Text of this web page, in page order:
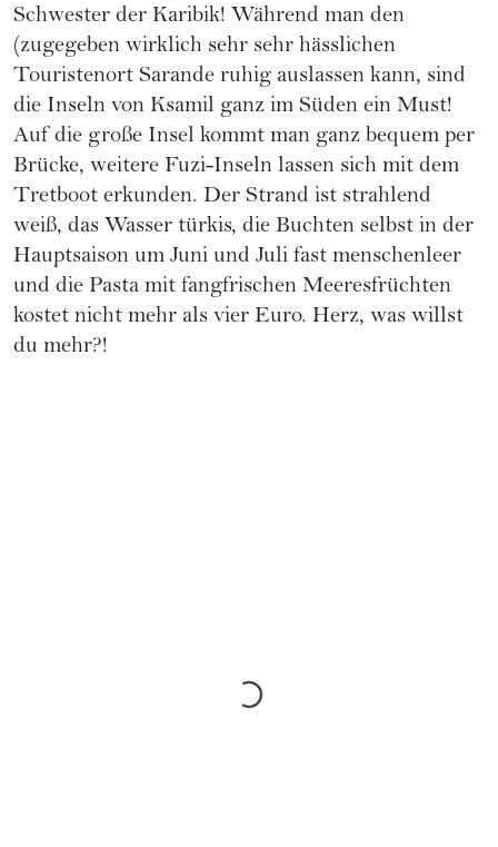
Schwester der Karibik! Während man den
(zugegeben wirklich sehr sehr hässlichen
Touristenort Sarande ruhig auslassen kann, sind
die Inseln von Ksamil ganz im Süden ein Must!
Auf die große Insel kommt man ganz bequem per
Brücke, weitere Fuzi-Inseln lassen sich mit dem
Tretboot erkunden. Der Strand ist strahlend
weiß, das Wasser türkis, die Buchten selbst in der
Hauptsaison um Juni und Juli fast menschenleer
und die Pasta mit fangfrischen Meeresfrüchten
kostet nicht mehr als vier Euro. Herz, was willst
du mehr?!